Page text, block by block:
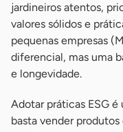
jardineiros atentos,
valores sólidos e
pequenas empresas
diferencial, mas uma
e longevidade.
Adotar práticas ESG é
basta vender